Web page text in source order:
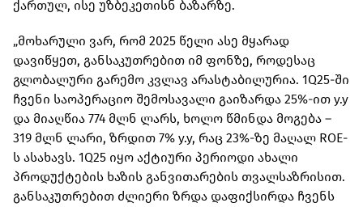
ქართულ, ისე უზბეკეთისნ ბაზარზე.
„მოხარული ვარ, რომ 2025 წელი ასე მყარად
დავიწყეთ, განსაკუთრებით იმ ფონზე, როდესაც
გლობალური გარემო კვლავ არასტაბილურია. 1Q25-ში
ჩვენი საოპერაციო შემოსავალი გაიზარდა 25%-ით y.y
და მიაღწია 774 მლნ ლარს, ხოლო წმინდა მოგება –
319 მლნ ლარი, ზრდით 7% y.y, რაც 23%-ზე მაღალ ROE-
ს ასახავს. 1Q25 იყო აქტიური პერიოდი ახალი
პროდუქტების ხაზის განვითარების თვალსაზრისით.
განსაკუთრებით ძლიერი ზრდა დაფიქსირდა ჩვენს